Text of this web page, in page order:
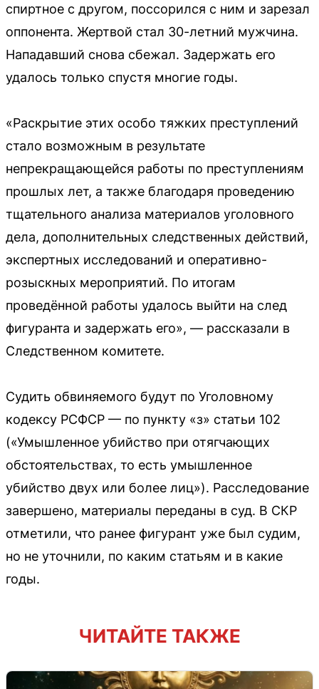
спиртное с другом, поссорился с ним и зарезал
оппонента. Жертвой стал 30-летний мужчина.
Нападавший снова сбежал. Задержать его
удалось только спустя многие годы.
«Раскрытие этих особо тяжких преступлений
стало возможным в результате
непрекращающейся работы по преступлениям
прошлых лет, а также благодаря проведению
тщательного анализа материалов уголовного
дела, дополнительных следственных действий,
экспертных исследований и оперативно-
розыскных мероприятий. По итогам
проведённой работы удалось выйти на след
фигуранта и задержать его», — рассказали в
Следственном комитете.
Судить обвиняемого будут по Уголовному
кодексу РСФСР — по пункту «з» статьи 102
(«Умышленное убийство при отягчающих
обстоятельствах, то есть умышленное
убийство двух или более лиц»). Расследование
завершено, материалы переданы в суд. В СКР
отметили, что ранее фигурант уже был судим,
но не уточнили, по каким статьям и в какие
годы.
ЧИТАЙТЕ ТАКЖЕ